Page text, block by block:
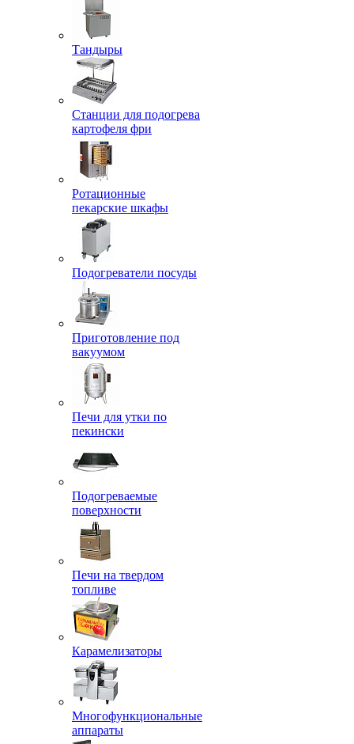
Тандыры
Станции для подогрева
картофеля фри
Ротационные
пекарские шкафы
Подогреватели посуды
Приготовление под
вакуумом
Печи для утки по
пекински
Подогреваемые
поверхности
Печи на твердом
топливе
Карамелизаторы
Многофункциональные
аппараты